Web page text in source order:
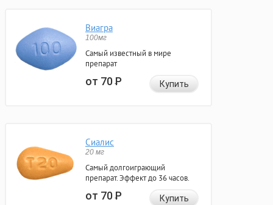
Виагра
100мг
Самый известный в мире
препарат
от 70Р Купить
Сиалис
20 мг
Самый долгоиграющий
препарат. Эффект до 36 часов.
от 70Р Купить